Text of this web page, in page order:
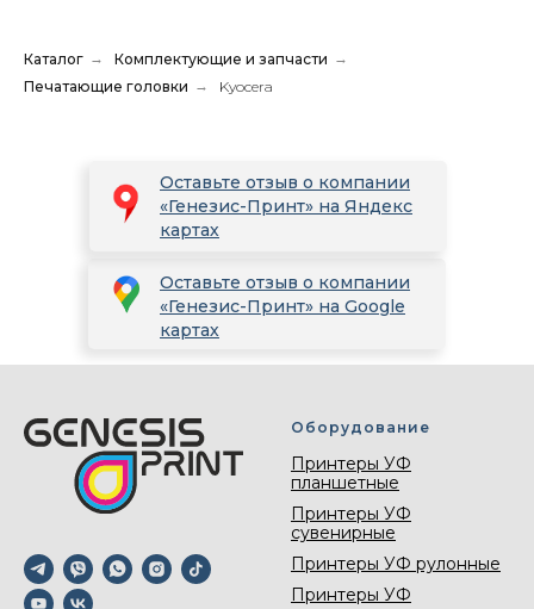
Каталог → Комплектующие и запчасти →
Печатающие головки → Kyocera
Оставьте отзыв о компании
«Генезис-Принт» на Google
картах
Оставьте отзыв о компании
«Генезис-Принт» на Яндекс
картах
Оборудование
Принтеры УФ
планшетные
Принтеры УФ
сувенирные
Принтеры УФ рулонные
Принтеры УФ